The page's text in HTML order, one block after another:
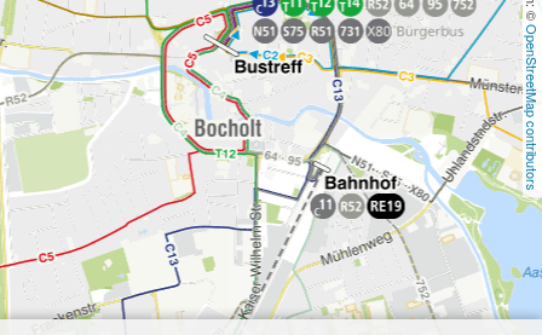
OpenStreetMap contributors